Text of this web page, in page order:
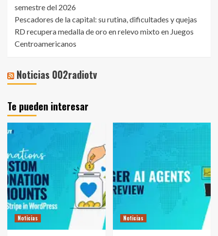
semestre del 2026
Pescadores de la capital: su rutina, dificultades y quejas
RD recupera medalla de oro en relevo mixto en Juegos
Centroamericanos
Noticias 002radiotv
Te pueden interesar
Noticias Noticias